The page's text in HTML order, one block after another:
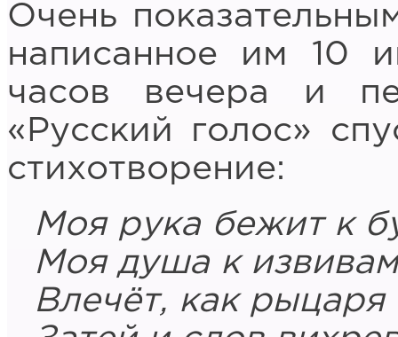
Очень
написанное им 10
часов вечера и
«Русский голос»
стихотворение:
Моя рука бежит к
Моя душа к
Влечёт, как рыцаря